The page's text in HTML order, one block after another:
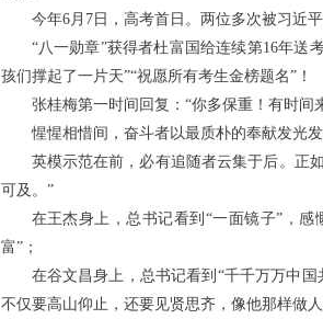
今年6月7日，高考首日。两位多次被习近
“八一勋章”获得者杜富国给连续第16年送
孩们撑起了一片天”“祝愿所有考生金榜题名”！
张桂梅第一时间回复：“你多保重！有时间
惺惺相惜间，奋斗者以最质朴的奉献发光
英模示范在前，必有追随者云集于后。正
可及。”
在王杰身上，总书记看到“一面镜子”，
富”；
在谷文昌身上，总书记看到“千千万万中
不仅要高山仰止，还要见贤思齐，像他那样做